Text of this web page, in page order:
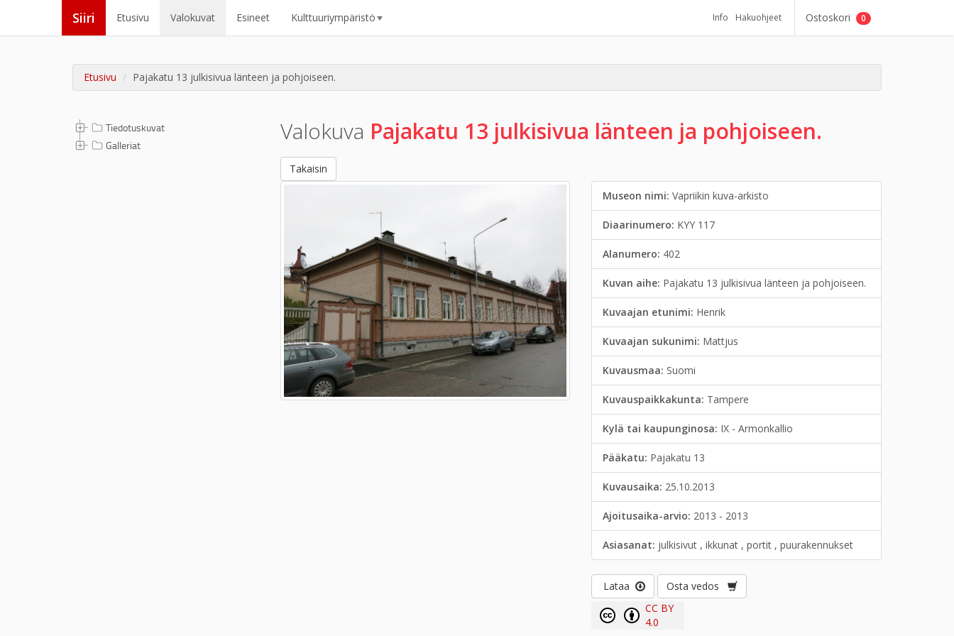
Siiri Etusivu Valokuvat Esineet Kulttuuriympäristö Info Hakuohjeet Ostoskori 0
Etusivu Pajakatu 13 julkisivua länteen ja pohjoiseen.
Tiedotuskuvat
Galleriat
Valokuva Pajakatu 13 julkisivua länteen ja pohjoiseen.
Takaisin
Museon nimi:Vapriikin kuva-arkisto
Diaarinumero: KYY 117
Alanumero: 402
Kuvan aihe: Pajakatu 13 julkisivua länteen ja pohjoiseen.
Kuvaajan etunimi: Henrik
Kuvaajan sukunimi: Mattjus
Kuvausmaa: Suomi
Kuvauspaikkakunta: Tampere
Kylä tai kaupunginosa: IX - Armonkallio
Pääkatu: Pajakatu 13
Kuvausaika: 25.10.2013
Ajoitusaika-arvio: 2013 - 2013
Asiasanat: julkisivut , ikkunat , portit , puurakennukset
Lataa
Osta vedos
CC BY
4.0